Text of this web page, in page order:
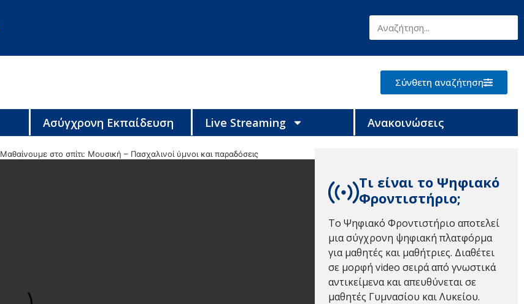
Σύνθετη αναζήτηση
Ασύγχρονη Εκπαίδευση Live Streaming Ανακοινώσεις
Μαθαίνουμε στο σπίτι: Μουσική – Πασχαλινοί ύμνοι και παραδόσεις
Τι είναι το Ψηφιακό
Φροντιστήριο;
Το Ψηφιακό Φροντιστήριο αποτελεί
μια σύγχρονη ψηφιακή πλατφόρμα
για μαθητές και μαθήτριες. Διαθέτει
σε μορφή video σειρά από γνωστικά
αντικείμενα και απευθύνεται σε
μαθητές Γυμνασίου και Λυκείου.